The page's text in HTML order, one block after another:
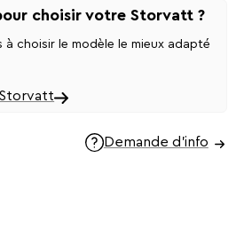
choisir votre Storvatt ?
à choisir le modèle le mieux adapté
Demande d'info